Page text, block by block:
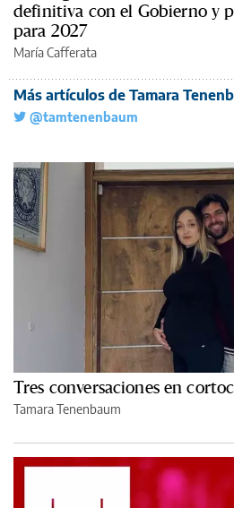
definitiva con el Gobierno y
para 2027
María Cafferata
Más artículos de Tamara
@tamtenenbaum
Tres conversaciones en
Tamara Tenenbaum